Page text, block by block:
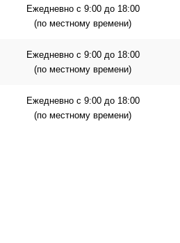
Ежедневно с 9:00 до 18:00
(по местному времени)
Ежедневно с 9:00 до 18:00
(по местному времени)
Ежедневно с 9:00 до 18:00
(по местному времени)